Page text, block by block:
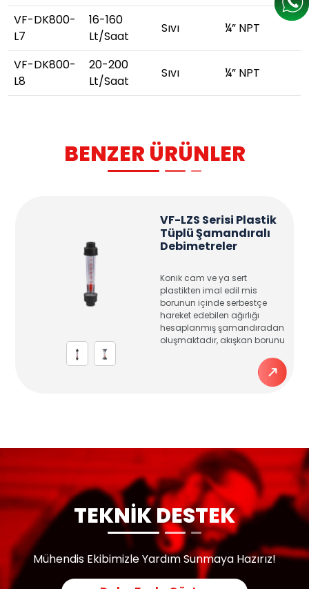
VF-DK800-
L7
16-160
Lt/Saat
Sıvı ¼” NPT
VF-DK800-
L8
20-200
Lt/Saat
Sıvı ¼” NPT
BENZER ÜRÜNLER
VF-LZS Serisi Plastik
Tüplü Şamandıralı
Debimetreler
Konik cam ve ya sert
plastikten imal edil mis
borunun içinde serbestçe
hareket edebilen ağırlığı
hesaplanmış şamandıradan
oluşmaktadır, akışkan borunu
TEKNİK DESTEK
Mühendis Ekibimizle Yardım Sunmaya Hazırız!